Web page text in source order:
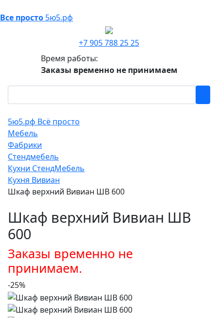
Все просто 5ю5.рф
+7 905 788 25 25
Время работы:
Заказы временно не принимаем
5ю5.рф Всё просто
Мебель
Фабрики
Стендмебель
Кухни СтендМебель
Кухня Вивиан
Шкаф верхний Вивиан ШВ 600
Шкаф верхний Вивиан ШВ
600
Заказы временно не
принимаем.
-25%